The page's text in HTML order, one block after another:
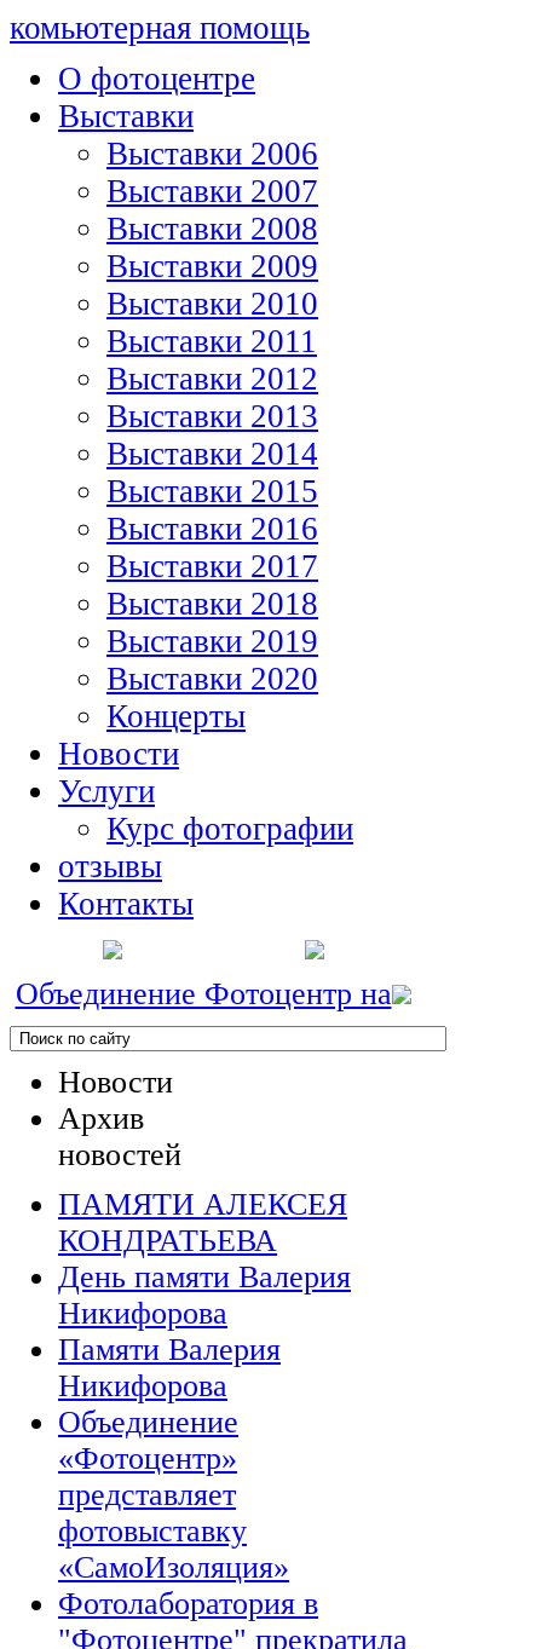
комьютерная помощь
О фотоцентре
Выставки
Выставки 2006
Выставки 2007
Выставки 2008
Выставки 2009
Выставки 2010
Выставки 2011
Выставки 2012
Выставки 2013
Выставки 2014
Выставки 2015
Выставки 2016
Выставки 2017
Выставки 2018
Выставки 2019
Выставки 2020
Концерты
Новости
Услуги
Курс фотографии
отзывы
Контакты
Объединение Фотоцентр на
Новости
Архив
новостей
ПАМЯТИ АЛЕКСЕЯ
КОНДРАТЬЕВА
День памяти Валерия
Никифорова
Памяти Валерия
Никифорова
Объединение
«Фотоцентр»
представляет
фотовыставку
«СамоИзоляция»
Фотолаборатория в
"Фотоцентре" прекратила